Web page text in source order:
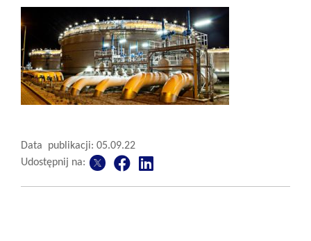
Data publikacji: 05.09.22
Udostępnij na: